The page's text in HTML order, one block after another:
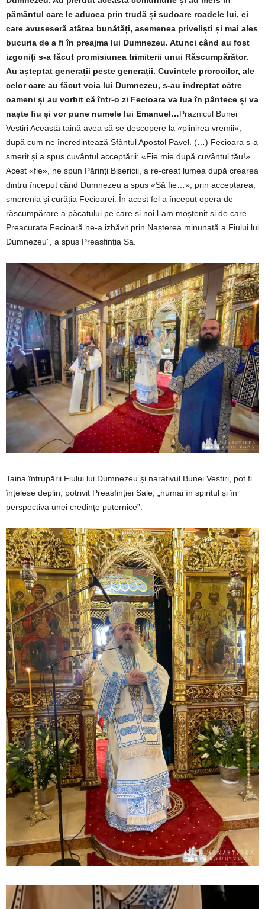
pământul care le aducea prin ­trudă și sudoare roadele lui, ei
care avuseseră atâtea bunătăți, asemenea priveliști și mai ales
bucuria ­de a fi în preajma lui Dumnezeu. Atunci când au fost
izgoniți s-a făcut promisiunea trimiterii unui Răscumpărător.
Au așteptat genera­ții peste generații. Cuvintele prorocilor, ale
celor care au făcut voia lui Dumnezeu, s-au îndreptat către
oameni și au vorbit că într-o zi Fecioara va lua în pântece și va
naște fiu și vor pune numele lui Emanuel…Praznicul Bunei
Vestiri Această taină avea să se descopere la «plinirea vremii»,
după cum ne încredințează Sfântul Apostol Pavel. (…) Fecioara s-a
smerit și a spus cuvântul acceptării: «Fie mie după cuvântul tău!»
Acest «fie», ne spun Părinți Bisericii, a re-creat lumea după crearea
dintru început când Dumnezeu a spus «Să fie…», prin acceptarea,
smerenia și curăția Fecioarei. În acest fel a început opera de
răscumpărare a păcatului pe care și noi l-am moștenit și de care
Preacurata Fecioară ne-a izbăvit prin Nașterea minunată a Fiului lui
Dumnezeu”, a spus Preasfinția Sa.
Taina întrupării Fiului lui Dumnezeu și narativul Bunei Vestiri, pot fi
înțelese deplin, potrivit Preasfinției Sale, „numai în spiritul și în
perspectiva unei credințe puternice”.